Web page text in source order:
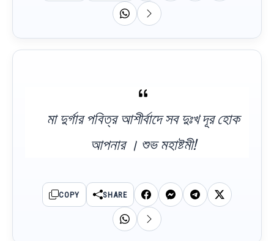
মা দুর্গার পবিত্র আশীর্বাদে সব দুঃখ দূর হোক
আপনার । শুভ মহাষ্টমী!
COPY SHARE